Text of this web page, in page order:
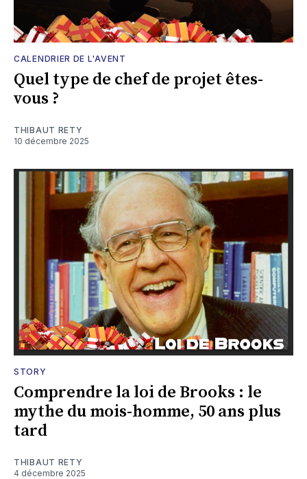
CALENDRIER DE L'AVENT
Quel type de chef de projet êtes-
vous ?
THIBAUT RETY
10 décembre 2025
STORY
Comprendre la loi de Brooks : le
mythe du mois-homme, 50 ans plus
tard
THIBAUT RETY
4 décembre 2025